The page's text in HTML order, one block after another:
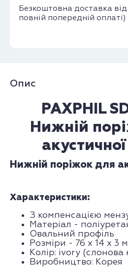
Безкоштовна доставка
повній попередній оплаті)
Опис
PAXPHIL
Нижній
Нижній поріжок для
Характеристики:
З компенсацією
Матеріал -
Овальний профіль
Розміри - 76 х 14 х 3
Колір: ivory (слонова
Виробництво: Корея